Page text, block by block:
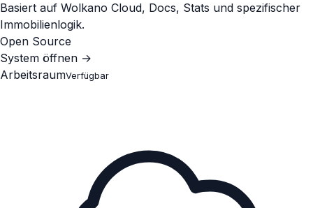
Basiert auf Wolkano Cloud, Docs, Stats und spezifischer
Immobilienlogik.
Open Source
System öffnen →
ArbeitsraumVerfügbar